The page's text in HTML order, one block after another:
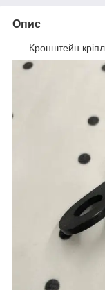
Опис
Кронштейн